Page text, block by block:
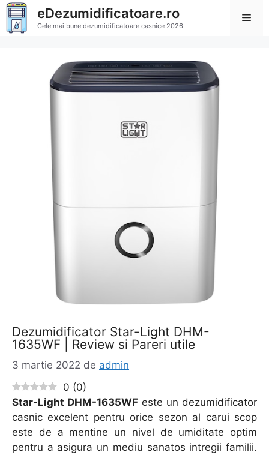
Sari
conținut
eDezumidificatoare.ro
Cele mai bune dezumidificatoare casnice 2026
Dezumidificator Star-Light DHM-
1635WF | Review si Pareri utile
3 martie 2022 de admin
0 (0)
Star-Light DHM-1635WF este un dezumidificator
casnic excelent pentru orice sezon al carui scop
este de a mentine un nivel de umiditate optim
pentru a asigura un mediu sanatos intregii familii.